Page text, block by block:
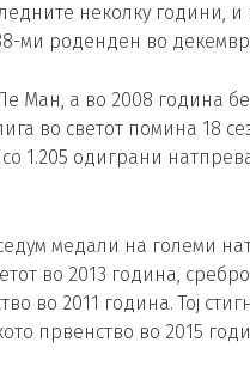
неколку години,
ми роденден во
Ле Ман, а во 2008 година
во светот помина 18
1.205 одиграни
медали на големи
во 2013 година,
во 2011 година. Тој
првенство во 2015